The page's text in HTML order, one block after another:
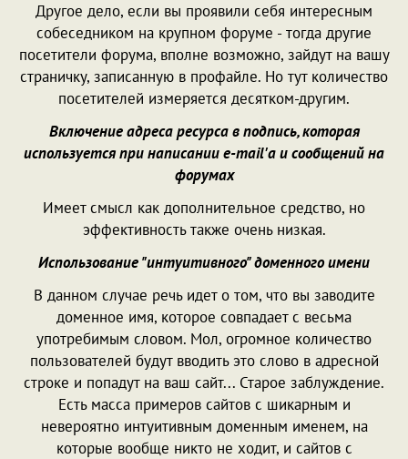
Другое дело, если вы проявили себя интересным
собеседником на крупном форуме - тогда другие
посетители форума, вполне возможно, зайдут на вашу
страничку, записанную в профайле. Но тут количество
посетителей измеряется десятком-другим.
Включение адреса ресурса в подпись, которая
используется при написании e-mail'а и сообщений на
форумах
Имеет смысл как дополнительное средство, но
эффективность также очень низкая.
Использование "интуитивного" доменного имени
В данном случае речь идет о том, что вы заводите
доменное имя, которое совпадает с весьма
употребимым словом. Мол, огромное количество
пользователей будут вводить это слово в адресной
строке и попадут на ваш сайт... Старое заблуждение.
Есть масса примеров сайтов с шикарным и
невероятно интуитивным доменным именем, на
которые вообще никто не ходит, и сайтов с